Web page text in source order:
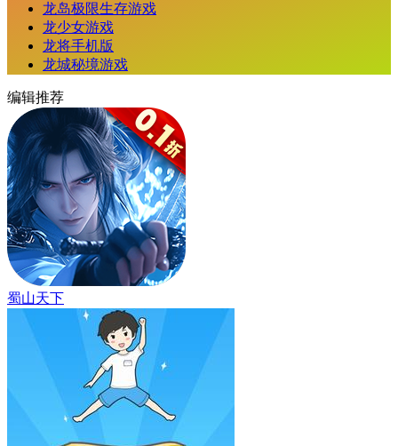
龙岛极限生存游戏
龙少女游戏
龙将手机版
龙城秘境游戏
编辑推荐
蜀山天下